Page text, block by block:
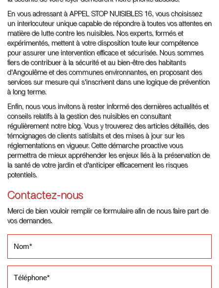
En vous adressant à APPEL STOP NUISIBLES 16, vous choisissez
un interlocuteur unique capable de répondre à toutes vos attentes en
matière de lutte contre les nuisibles. Nos experts, formés et
expérimentés, mettent à votre disposition toute leur compétence
pour assurer une intervention efficace et sécurisée. Nous sommes
fiers de contribuer à la sécurité et au bien-être des habitants
d'Angoulême et des communes environnantes, en proposant des
services sur mesure qui s'inscrivent dans une logique de prévention
à long terme.
Enfin, nous vous invitons à rester informé des dernières actualités et
conseils relatifs à la gestion des nuisibles en consultant
régulièrement notre blog. Vous y trouverez des articles détaillés, des
témoignages de clients satisfaits et des mises à jour sur les
réglementations en vigueur. Cette démarche proactive vous
permettra de mieux appréhender les enjeux liés à la préservation de
la santé de votre jardin et d'anticiper efficacement les risques
potentiels.
Contactez-nous
Merci de bien vouloir remplir ce formulaire afin de nous faire part de
vos demandes.